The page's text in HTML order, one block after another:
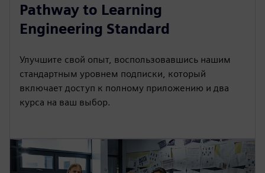
Pathway to Learning
Engineering Standard
Улучшите свой опыт, воспользовавшись нашим
стандартным уровнем подписки, который
включает доступ к полному приложению и два
курса на ваш выбор.